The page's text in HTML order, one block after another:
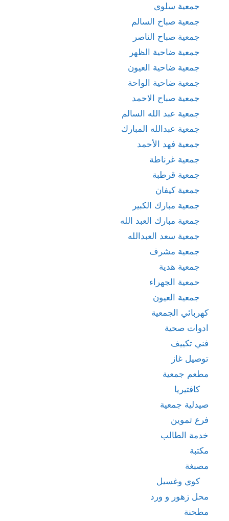
جمعية سلوى
جمعية صباح السالم
جمعية صباح الناصر
جمعية ضاحية الظهر
جمعية ضاحية العيون
جمعية ضاحية الواحة
جمعية صباح الاحمد
جمعية عبد الله السالم
جمعية عبدالله المبارك
جمعية فهد الأحمد
جمعية غرناطة
جمعية قرطبة
جمعية كيفان
جمعية مبارك الكبير
جمعية مبارك العبد الله
جمعية سعد العبدالله
جمعية مشرف
جمعية هدية
حمعية الجهراء
جمعية العيون
كهربائي الجمعية
ادوات صحية
فني تكييف
توصيل غاز
مطعم جمعية
كافتيريا
صيدلية جمعية
فرع تموين
خدمة الطالب
مكتبة
مصبغة
كوي وغسيل
محل زهور و ورد
مطحنة